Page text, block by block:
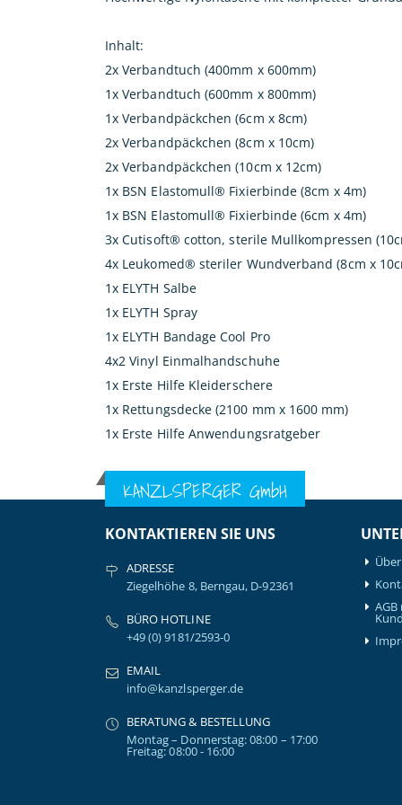
Inhalt:
2x Verbandtuch (400mm x 600mm)
1x Verbandtuch (600mm x 800mm)
1x Verbandpäckchen (6cm x 8cm)
2x Verbandpäckchen (8cm x 10cm)
2x Verbandpäckchen (10cm x 12cm)
1x BSN Elastomull® Fixierbinde (8cm x 4m)
1x BSN Elastomull® Fixierbinde (6cm x 4m)
3x Cutisoft® cotton, sterile Mullkompressen
4x Leukomed® steriler Wundverband (8cm x
1x ELYTH Salbe
1x ELYTH Spray
1x ELYTH Bandage Cool Pro
4x2 Vinyl Einmalhandschuhe
1x Erste Hilfe Kleiderschere
1x Rettungsdecke (2100 mm x 1600 mm)
1x Erste Hilfe Anwendungsratgeber
KANZLSPERGER GmbH
KONTAKTIEREN SIE UNS
ADRESSE
Ziegelhöhe 8, Berngau, D-92361
BÜRO HOTLINE
+49 (0) 9181/2593-0
EMAIL
info@kanzlsperger.de
BERATUNG & BESTELLUNG
Montag – Donnerstag: 08:00 – 17:00
Freitag: 08:00 - 16:00